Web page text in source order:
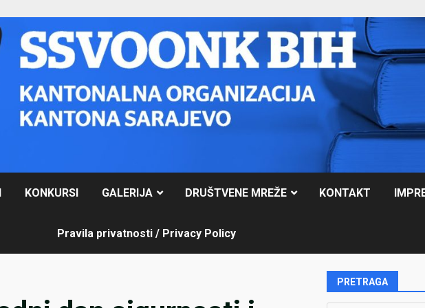
KONKURSI GALERIJA DRUŠTVENE MREŽE KONTAKT
Pravila privatnosti / Privacy Policy
PRETRAGA